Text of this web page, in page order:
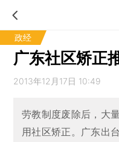
政经
广东社区矫正
2013年12月17日 10:49
劳教制度废除后，大
用社区矫正。广东出